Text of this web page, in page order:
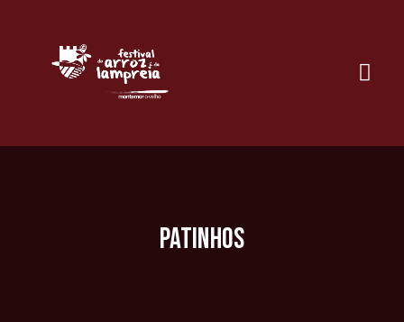
patinhos